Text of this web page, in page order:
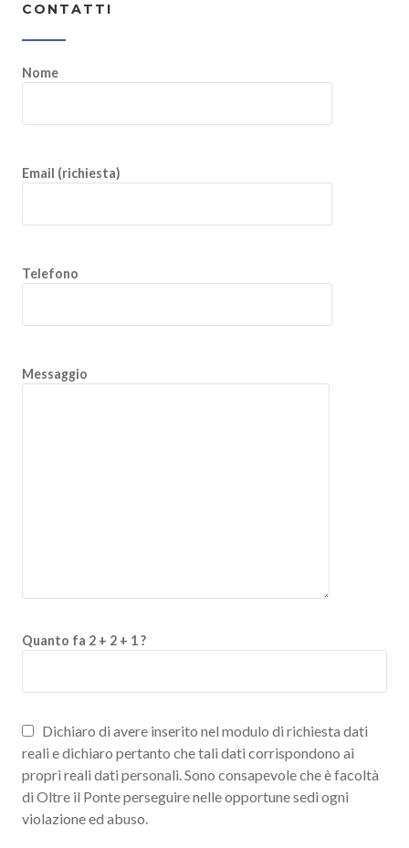
CONTATTI
Nome
Email (richiesta)
Telefono
Messaggio
Quanto fa 2 + 2 + 1 ?
Dichiaro di avere inserito nel modulo di richiesta dati
reali e dichiaro pertanto che tali dati corrispondono ai
propri reali dati personali. Sono consapevole che è facoltà
di Oltre il Ponte perseguire nelle opportune sedi ogni
violazione ed abuso.